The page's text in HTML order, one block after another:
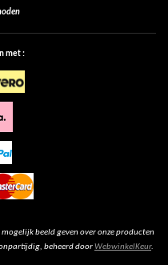
met :
beeld geven over onze producten
beheerd doorWebwinkelKeur.